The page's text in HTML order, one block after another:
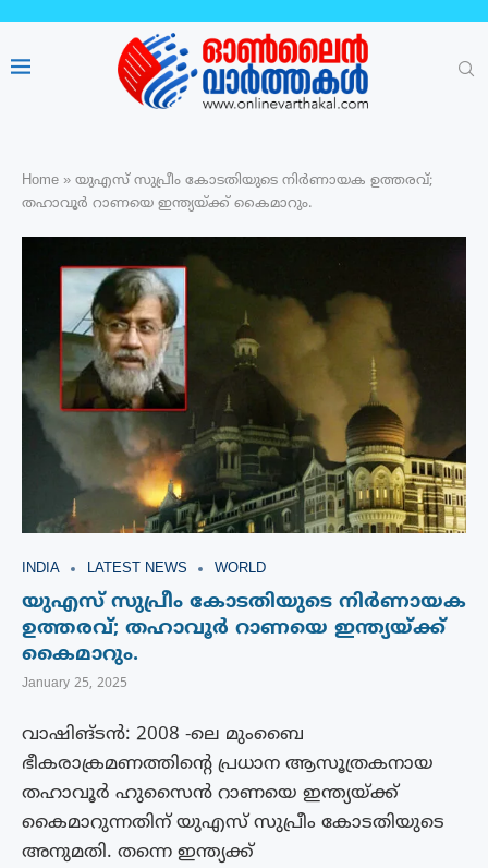
Home » യുഎസ് സുപ്രീം കോടതിയുടെ നിർണായക ഉത്തരവ്;
തഹാവൂർ റാണയെ ഇന്ത്യയ്ക്ക് കൈമാറും.
INDIA LATEST NEWS WORLD
യുഎസ് സുപ്രീം കോടതിയുടെ നിർണായക
ഉത്തരവ്; തഹാവൂർ റാണയെ ഇന്ത്യയ്ക്ക്
കൈമാറും.
January 25, 2025
വാഷിങ്ടൻ‌: 2008 -ലെ മുംബൈ
ഭീകരാക്രമണത്തിന്റെ പ്രധാന ആസൂത്രകനായ
തഹാവൂർ ഹുസൈൻ റാണയെ ഇന്ത്യയ്ക്ക്
കൈമാറുന്നതിന് യുഎസ് സുപ്രീം കോടതിയുടെ
അനുമതി. തന്നെ ഇന്ത്യക്ക്